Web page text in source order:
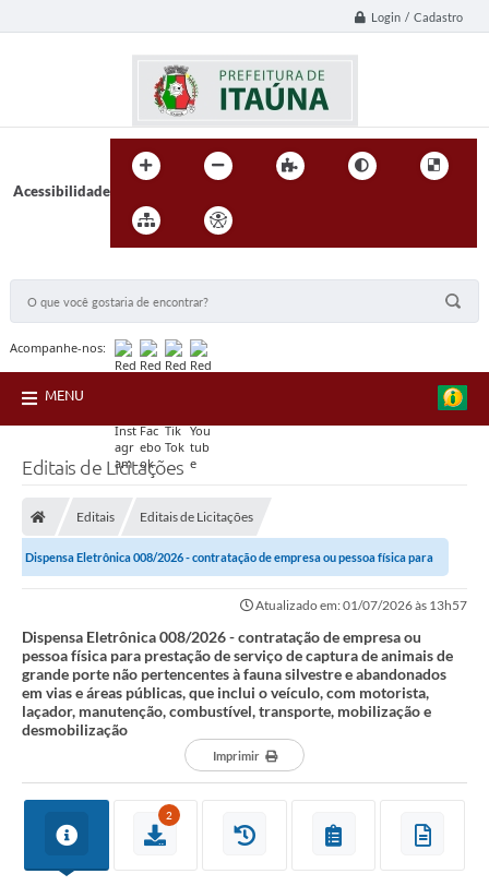
Login / Cadastro
Acessibilidade
Acompanhe-nos:
MENU
Editais de Licitações
Editais Editais de Licitações
Dispensa Eletrônica 008/2026 - contratação de empresa ou pessoa física para
Atualizado em: 01/07/2026 às 13h57
Dispensa Eletrônica 008/2026 - contratação de empresa ou
pessoa física para prestação de serviço de captura de animais de
grande porte não pertencentes à fauna silvestre e abandonados
em vias e áreas públicas, que inclui o veículo, com motorista,
laçador, manutenção, combustível, transporte, mobilização e
desmobilização
Imprimir
2